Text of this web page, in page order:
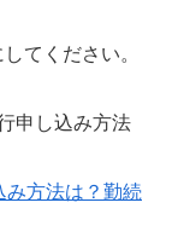
てください。
み方法は？勤続